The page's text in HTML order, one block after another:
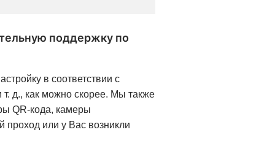
поддержку по
в соответствии с
д., как можно скорее. Мы также
QR-кода, камеры
проход или у Вас возникли